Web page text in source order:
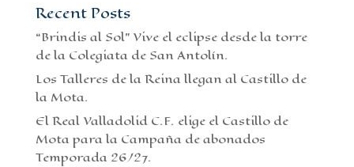
Recent Posts
“Brindis al Sol” Vive el eclipse desde la torre
de la Colegiata de San Antolín.
Los Talleres de la Reina llegan al Castillo de
la Mota.
El Real Valladolid C.F. elige el Castillo de
Mota para la Campaña de abonados
Temporada 26/27.